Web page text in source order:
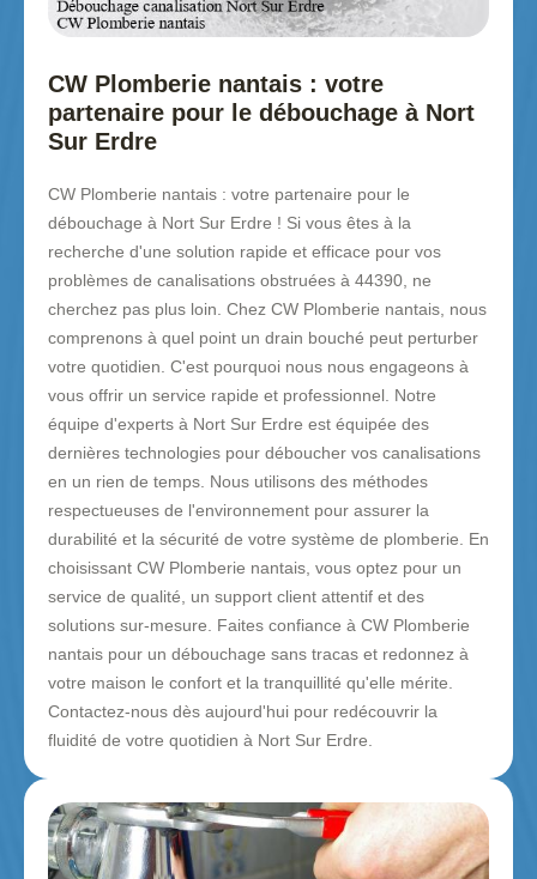
CW Plomberie nantais : votre
partenaire pour le débouchage à Nort
Sur Erdre
CW Plomberie nantais : votre partenaire pour le
débouchage à Nort Sur Erdre ! Si vous êtes à la
recherche d'une solution rapide et efficace pour vos
problèmes de canalisations obstruées à 44390, ne
cherchez pas plus loin. Chez CW Plomberie nantais, nous
comprenons à quel point un drain bouché peut perturber
votre quotidien. C'est pourquoi nous nous engageons à
vous offrir un service rapide et professionnel. Notre
équipe d'experts à Nort Sur Erdre est équipée des
dernières technologies pour déboucher vos canalisations
en un rien de temps. Nous utilisons des méthodes
respectueuses de l'environnement pour assurer la
durabilité et la sécurité de votre système de plomberie. En
choisissant CW Plomberie nantais, vous optez pour un
service de qualité, un support client attentif et des
solutions sur-mesure. Faites confiance à CW Plomberie
nantais pour un débouchage sans tracas et redonnez à
votre maison le confort et la tranquillité qu'elle mérite.
Contactez-nous dès aujourd'hui pour redécouvrir la
fluidité de votre quotidien à Nort Sur Erdre.